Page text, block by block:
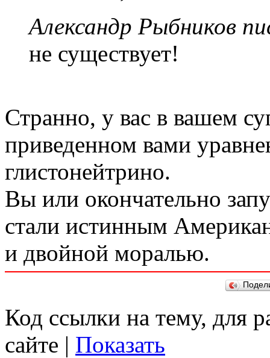
Александр Рыбников
не существует!
Странно, у вас в вашем
приведенном вами
глистонейтрино.
Вы или окончательно
стали истинным
и двойной моралью.
Код ссылки на тему, для
сайте | Показать